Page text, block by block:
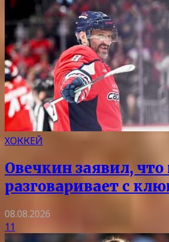
ХОККЕЙ
Овечкин заявил, что
разговаривает с
08.08.2026
11